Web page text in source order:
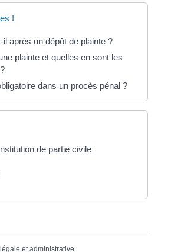
!
après un dépôt de plainte ?
plainte et quelles en sont les
dans un procès pénal ?
de partie civile
et administrative